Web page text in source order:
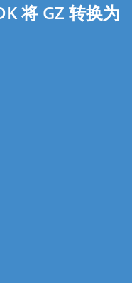
将 GZ 转换为